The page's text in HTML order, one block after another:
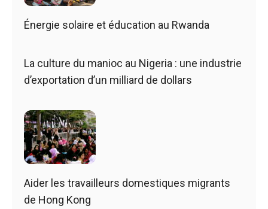
Énergie solaire et éducation au Rwanda
La culture du manioc au Nigeria : une industrie
d’exportation d’un milliard de dollars
Aider les travailleurs domestiques migrants
de Hong Kong